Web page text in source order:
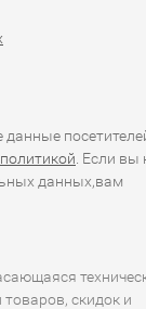
. Если вы
данных,вам
скидок и